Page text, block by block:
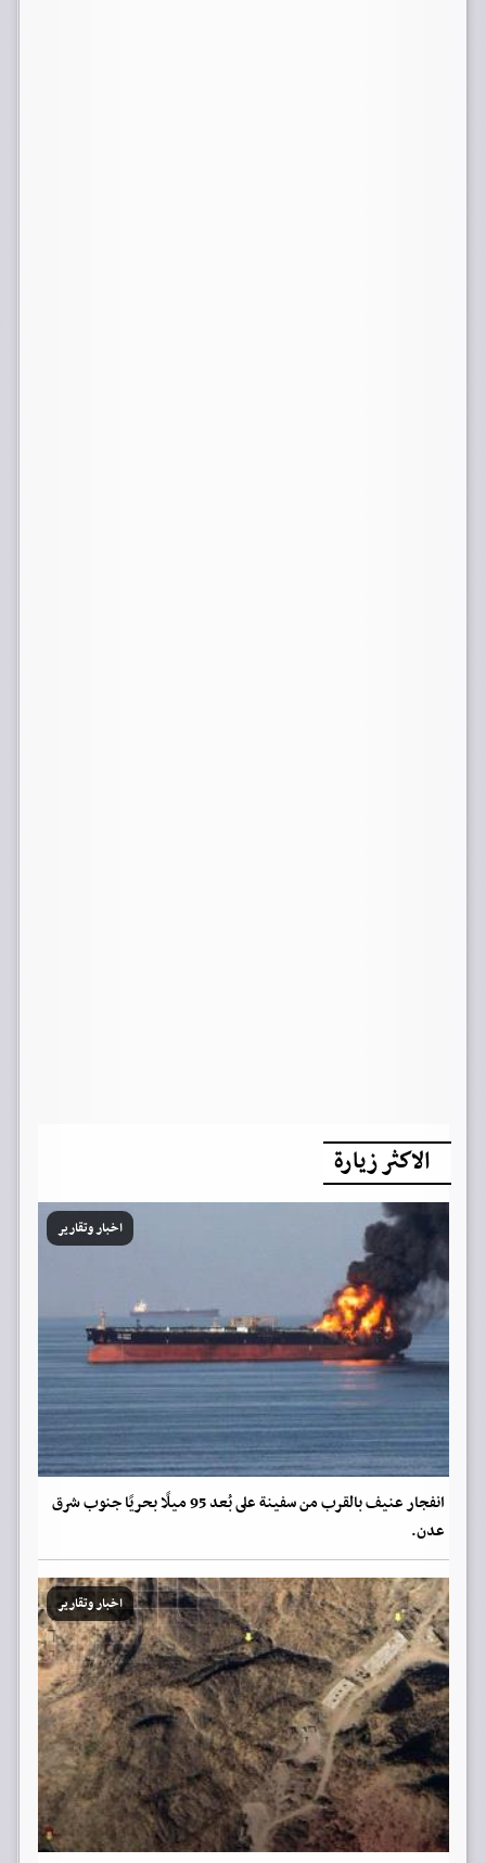
الاكثر زيارة
اخبار وتقارير
انفجار عنيف بالقرب من سفينة على بُعد 95 ميلًا بحريًا جنوب شرق
عدن.
اخبار وتقارير